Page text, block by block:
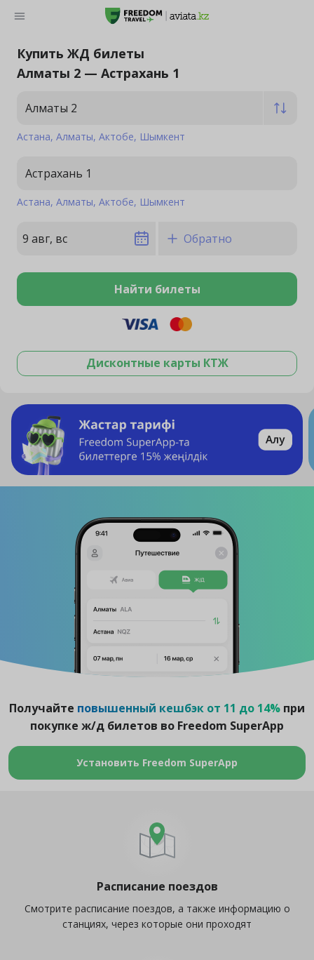
Купить ЖД билеты
Алматы 2 — Астрахань 1
Алматы 2
Астана Алматы Актобе Шымкент
Астрахань 1
Астана Алматы Актобе Шымкент
9 авг, вс Обратно
Найти билеты
Дисконтные карты КТЖ
Получайте повышенный кешбэк от 11 до 14% при
покупке ж/д билетов во Freedom SuperApp
Установить Freedom SuperApp
Расписание поездов
Смотрите расписание поездов, а также информацию о
станциях, через которые они проходят